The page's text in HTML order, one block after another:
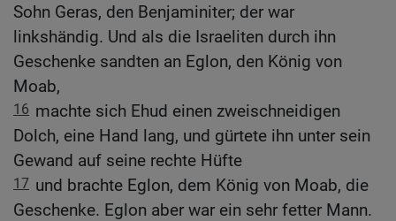
Sohn Geras, den Benjaminiter; der war
linkshändig. Und als die Israeliten durch ihn
Geschenke sandten an Eglon, den König von
Moab,
16 machte sich Ehud einen zweischneidigen
Dolch, eine Hand lang, und gürtete ihn unter sein
Gewand auf seine rechte Hüfte
17 und brachte Eglon, dem König von Moab, die
Geschenke. Eglon aber war ein sehr fetter Mann.